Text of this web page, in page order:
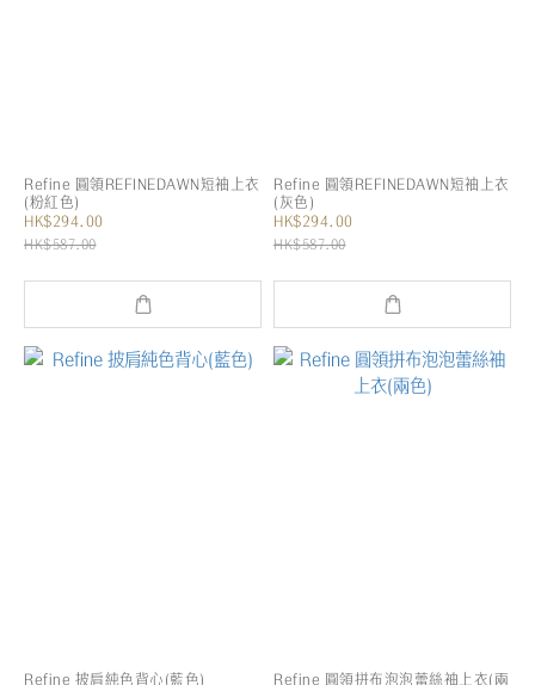
Refine 圓領REFINEDAWN短袖上衣
(粉紅色)
HK$294.00
HK$587.00
Refine 圓領REFINEDAWN短袖上衣
(灰色)
HK$294.00
HK$587.00
Refine 披肩純色背心(藍色)
Refine 圓領拼布泡泡蕾絲袖上衣(兩